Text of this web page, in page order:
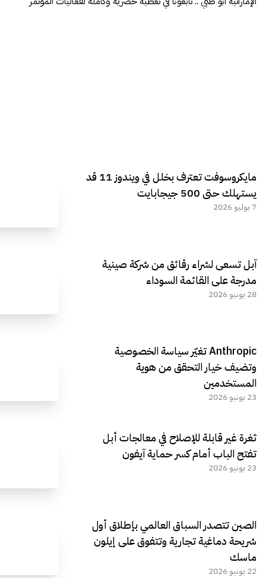
مايكروسوفت تعترف بخلل في ويندوز 11 قد
يستهلك حتى 500 جيجابايت
7 يوليو 2026
آبل تسعى لشراء رقائق من شركة صينية
مدرجة على القائمة السوداء
28 يونيو 2026
Anthropic تغيّر سياسة الخصوصية
وتضيف خيار التحقق من هوية
المستخدمين
23 يونيو 2026
ثغرة غير قابلة للإصلاح في معالجات أبل
تفتح الباب أمام كسر حماية آيفون
23 يونيو 2026
الصين تتصدر السباق العالمي بإطلاق أول
شريحة دماغية تجارية وتتفوق على إيلون
ماسك
22 يونيو 2026